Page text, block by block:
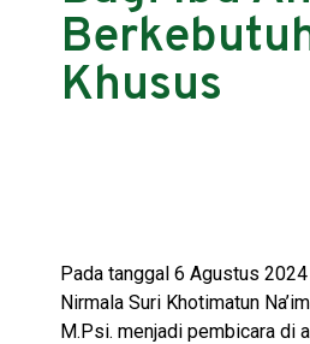
Khusus
Pada tanggal 6 Agustus
Nirmala Suri Khotimatun
M.Psi. menjadi pembicara di